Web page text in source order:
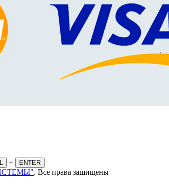
+ ENTER
. Все права защищены